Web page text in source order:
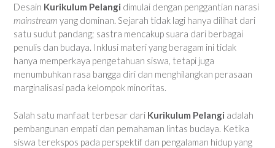
Desain Kurikulum Pelangi dimulai dengan penggantian narasi
mainstream yang dominan. Sejarah tidak lagi hanya dilihat dari
satu sudut pandang; sastra mencakup suara dari berbagai
penulis dan budaya. Inklusi materi yang beragam ini tidak
hanya memperkaya pengetahuan siswa, tetapi juga
menumbuhkan rasa bangga diri dan menghilangkan perasaan
marginalisasi pada kelompok minoritas.
Salah satu manfaat terbesar dari Kurikulum Pelangi adalah
pembangunan empati dan pemahaman lintas budaya. Ketika
siswa terekspos pada perspektif dan pengalaman hidup yang